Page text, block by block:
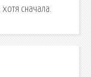
сначала.